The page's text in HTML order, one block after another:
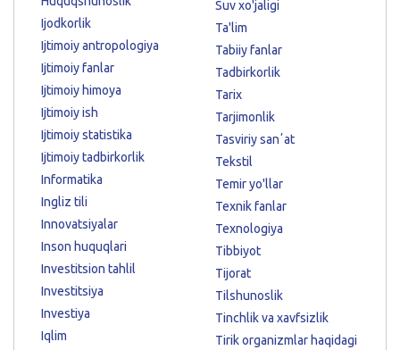
Ijodkorlik
Ijtimoiy antropologiya
Ijtimoiy fanlar
Ijtimoiy himoya
Ijtimoiy ish
Ijtimoiy statistika
Ijtimoiy tadbirkorlik
Informatika
Ingliz tili
Innovatsiyalar
Inson huquqlari
Investitsion tahlil
Investitsiya
Investiya
Iqlim
Suv xo'jaligi
Ta'lim
Tabiiy fanlar
Tadbirkorlik
Tarix
Tarjimonlik
Tasviriy sanʼat
Tekstil
Temir yo'llar
Texnik fanlar
Texnologiya
Tibbiyot
Tijorat
Tilshunoslik
Tinchlik va xavfsizlik
Tirik organizmlar haqidagi